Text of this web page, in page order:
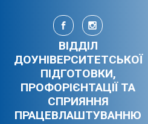
Skip to main content
ВІДДІЛ
ДОУНІВЕРСИТЕТСЬКОЇ
ПІДГОТОВКИ,
ПРОФОРІЄНТАЦІЇ ТА
СПРИЯННЯ
ПРАЦЕВЛАШТУВАННЮ